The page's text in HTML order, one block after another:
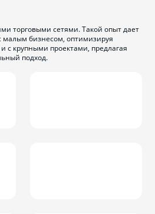
торговыми сетями. Такой опыт дает
малым бизнесом, оптимизируя
с крупными проектами, предлагая
подход.